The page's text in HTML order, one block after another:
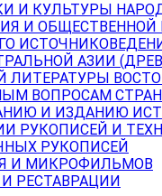
И КУЛЬТУРЫ
И
АЗИИ
ЛИТЕРАТУРЫ
ВОПРОСАМ
И ИЗДАНИЮ
РУКОПИСЕЙ И
РУКОПИСЕЙ
И МИКРОФИЛЬМОВ
РЕСТАВРАЦИИ